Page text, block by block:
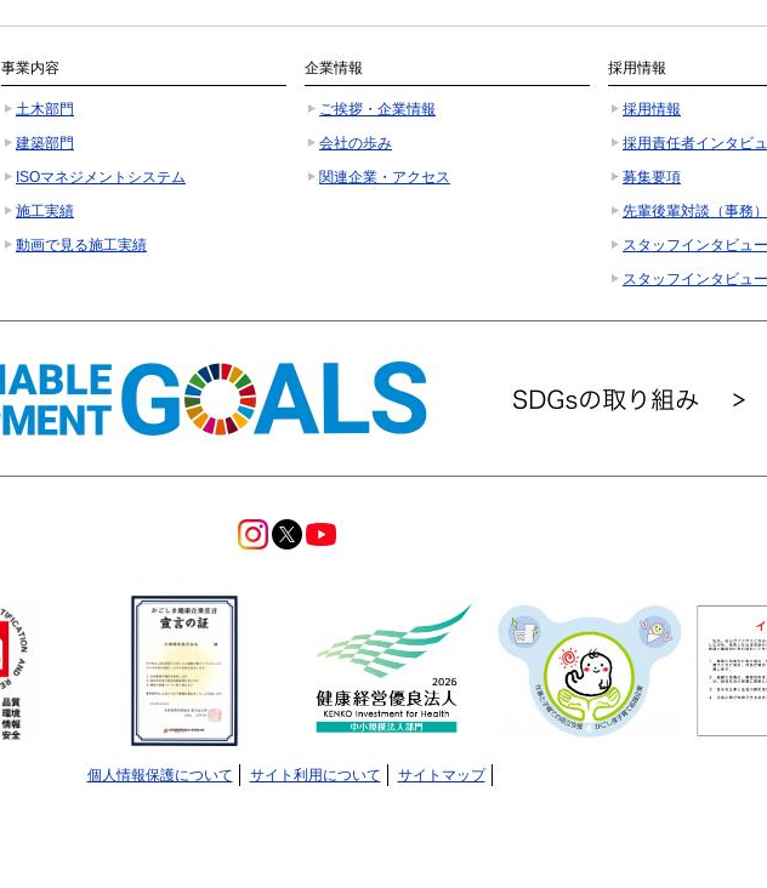
事業内容
土木部門
建築部門
ISOマネジメントシステム
施工実績
動画で見る施工実績
企業情報
ご挨拶・企業情報
会社の歩み
関連企業・アクセス
採用情報
採用情報
採用責任者インタビ
募集要項
先輩後輩対談（事務）
スタッフインタビュー
スタッフインタビュー
個人情報保護について サイト利用について サイトマップ